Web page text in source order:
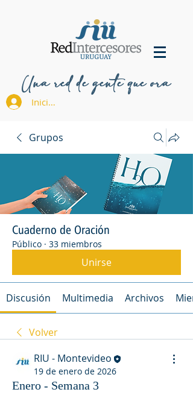
Una red de gente que ora
Iniciar sesión
Grupos
Cuaderno de Oración
Público · 33 miembros
Unirse
Discusión Multimedia Archivos
Volver
RIU - Montevideo
19 de enero de 2026
Enero - Semana 3